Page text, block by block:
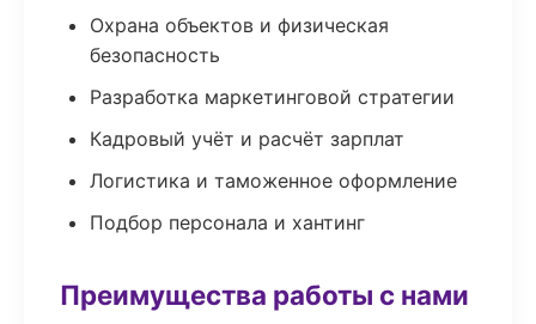
Охрана объектов и физическая
безопасность
Разработка маркетинговой стратегии
Кадровый учёт и расчёт зарплат
Логистика и таможенное оформление
Подбор персонала и хантинг
Преимущества работы с нами